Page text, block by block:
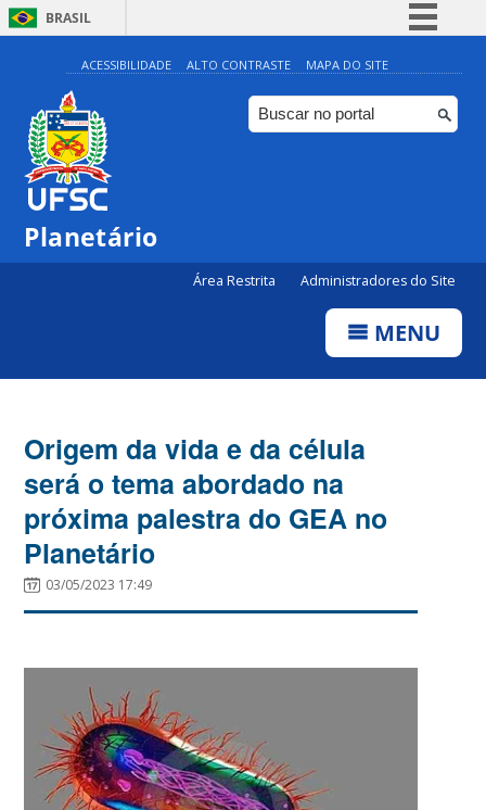
BRASIL
Simplifique!
Comunica BR
Participe
ACESSIBILIDADE ALTO CONTRASTE MAPA DO SITE
Planetário
Área Restrita Administradores do Site
MENU
Origem da vida e da célula
será o tema abordado na
próxima palestra do GEA no
Planetário
03/05/2023 17:49